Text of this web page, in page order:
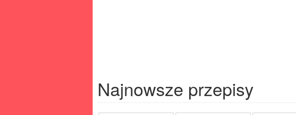
Najnowsze przepisy